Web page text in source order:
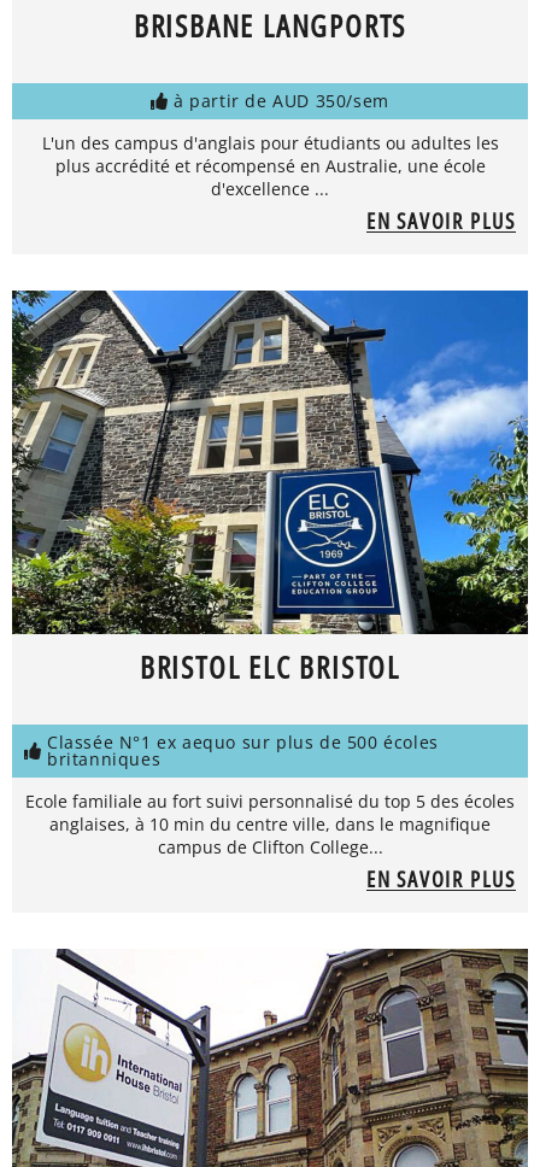
BRISBANE LANGPORTS
à partir de AUD 350/sem
L'un des campus d'anglais pour étudiants ou adultes les
plus accrédité et récompensé en Australie, une école
d'excellence ...
EN SAVOIR PLUS
BRISTOL ELC BRISTOL
Classée N°1 ex aequo sur plus de 500 écoles
britanniques
Ecole familiale au fort suivi personnalisé du top 5 des écoles
anglaises, à 10 min du centre ville, dans le magnifique
campus de Clifton College...
EN SAVOIR PLUS